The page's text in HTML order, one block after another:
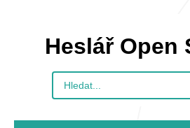
Heslář Open